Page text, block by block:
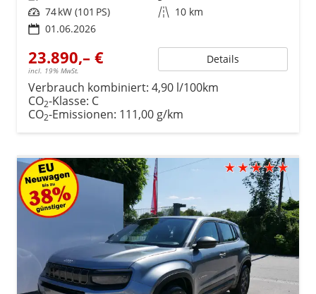
Leistung 74 kW (101 PS) Kilometerstand 10 km
01.06.2026
23.890,– €
incl. 19% MwSt.
Details
Verbrauch kombiniert: 4,90 l/100km
CO2-Klasse: C
CO2-Emissionen: 111,00 g/km